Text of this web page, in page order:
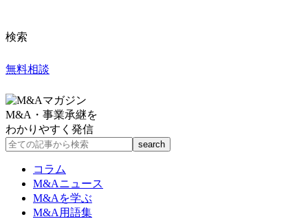
検索
無料相談
M&A・事業承継を
わかりやすく発信
コラム
M&Aニュース
M&Aを学ぶ
M&A用語集